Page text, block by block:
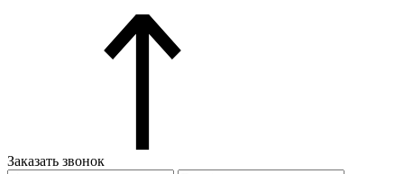
Заказать звонок